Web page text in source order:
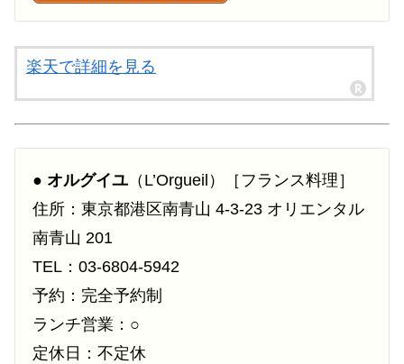
楽天で詳細を見る
● オルグイユ （L’Orgueil）［フランス料理］
住所：東京都港区南青山 4-3-23 オリエンタル
南青山 201
TEL：03-6804-5942
予約：完全予約制
ランチ営業：○
定休日：不定休